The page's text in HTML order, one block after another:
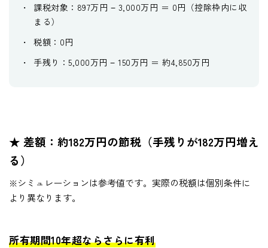
課税対象：897万円 − 3,000万円 ＝ 0円（控除枠内に収
まる）
税額：0円
手残り：5,000万円 − 150万円 ＝ 約4,850万円
★ 差額：約182万円の節税（手残りが182万円増え
る）
※シミュレーションは参考値です。実際の税額は個別条件に
より異なります。
所有期間10年超ならさらに有利